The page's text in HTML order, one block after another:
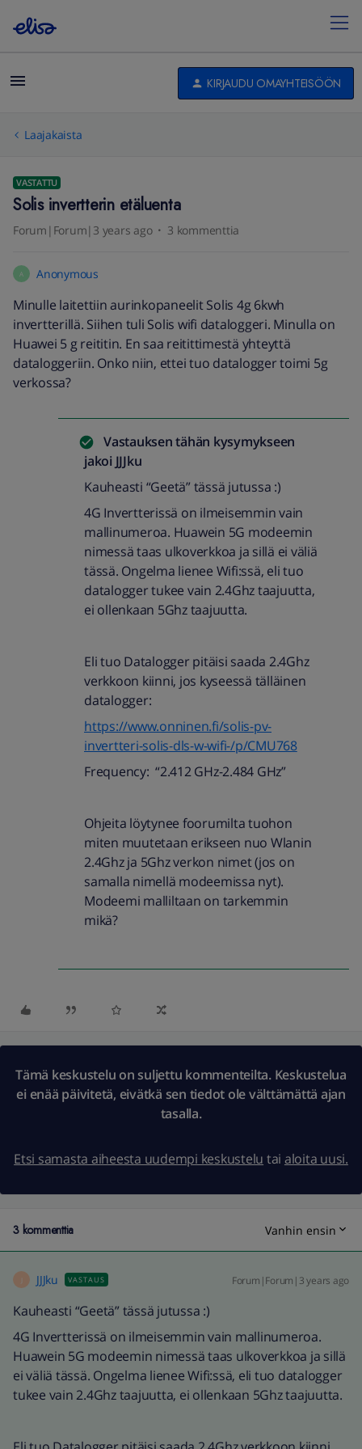
KIRJAUDU OMAYHTEISÖÖN
Laajakaista
VASTATTU
Solis invertterin etäluenta
Forum|Forum|3 years ago 3 kommenttia
A Anonymous
Minulle laitettiin aurinkopaneelit Solis 4g 6kwh
invertterillä. Siihen tuli Solis wifi dataloggeri. Minulla on
Huawei 5 g reititin. En saa reitittimestä yhteyttä
dataloggeriin. Onko niin, ettei tuo datalogger toimi 5g
verkossa?
Vastauksen tähän kysymykseen
jakoi JJJku
Kauheasti “Geetä” tässä jutussa :)
4G Invertterissä on ilmeisemmin vain
mallinumeroa. Huawein 5G modeemin
nimessä taas ulkoverkkoa ja sillä ei väliä
tässä. Ongelma lienee Wifi:ssä, eli tuo
datalogger tukee vain 2.4Ghz taajuutta,
ei ollenkaan 5Ghz taajuutta.
Eli tuo Datalogger pitäisi saada 2.4Ghz
verkkoon kiinni, jos kyseessä tälläinen
datalogger:
https://www.onninen.fi/solis-pv-
invertteri-solis-dls-w-wifi-/p/CMU768
Frequency: “2.412 GHz-2.484 GHz”
Ohjeita löytynee foorumilta tuohon
miten muutetaan erikseen nuo Wlanin
2.4Ghz ja 5Ghz verkon nimet (jos on
samalla nimellä modeemissa nyt).
Modeemi malliltaan on tarkemmin
mikä?
Tämä keskustelu on suljettu kommenteilta. Keskustelua
ei enää päivitetä, eivätkä sen tiedot ole välttämättä ajan
tasalla.
Etsi samasta aiheesta uudempi keskustelu tai aloita uusi.
3 kommenttia Vanhin ensin
JJJku VASTAUS Forum|Forum|3 years ago
Kauheasti “Geetä” tässä jutussa :)
4G Invertterissä on ilmeisemmin vain mallinumeroa.
Huawein 5G modeemin nimessä taas ulkoverkkoa ja sillä
ei väliä tässä. Ongelma lienee Wifi:ssä, eli tuo datalogger
tukee vain 2.4Ghz taajuutta, ei ollenkaan 5Ghz taajuutta.